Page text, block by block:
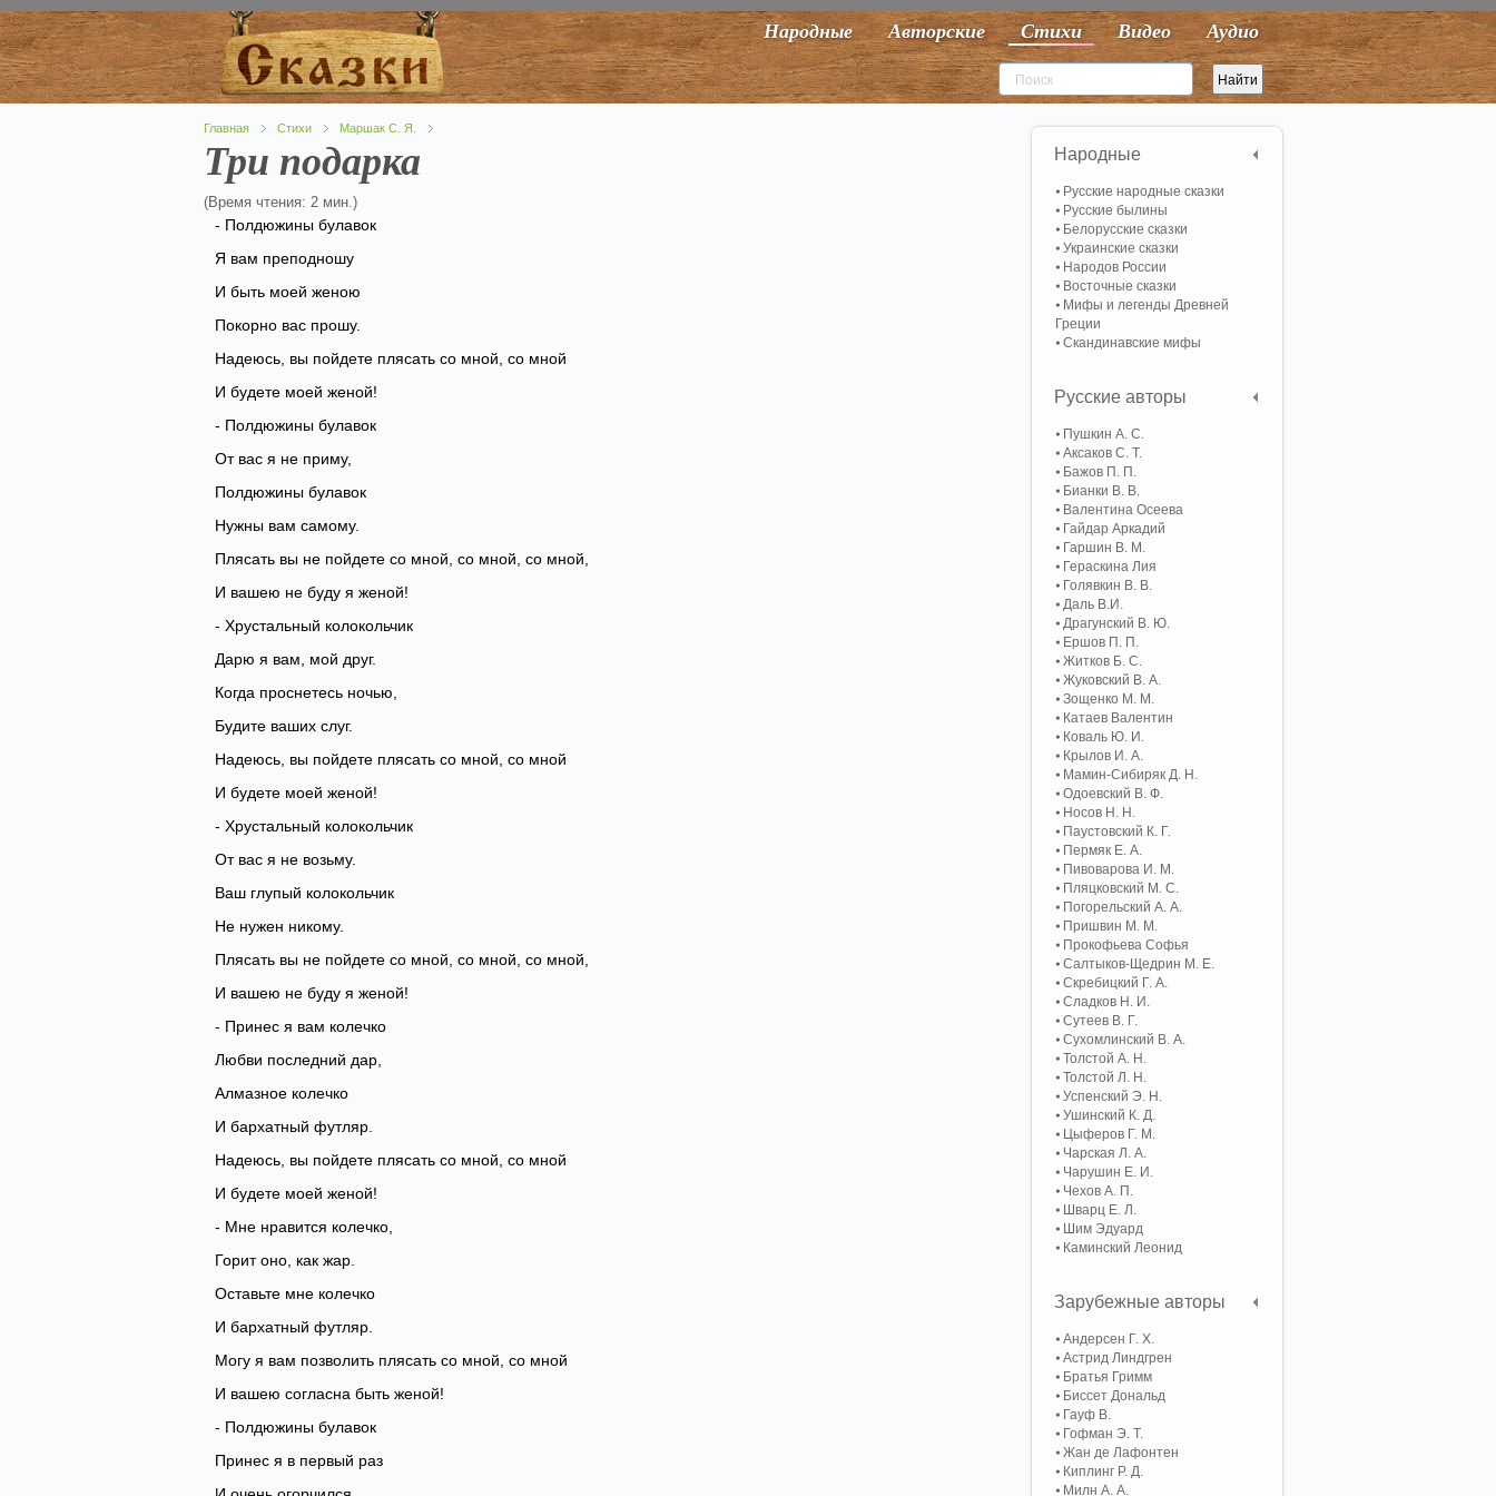
Народные Авторские Стихи Видео Аудио
Главная Стихи Маршак С. Я.
Три подарка
(Время чтения: 2 мин.)
- Полдюжины булавок
Я вам преподношу
И быть моей женою
Покорно вас прошу.
Надеюсь, вы пойдете плясать со мной, со мной
И будете моей женой!
- Полдюжины булавок
От вас я не приму,
Полдюжины булавок
Нужны вам самому.
Плясать вы не пойдете со мной, со мной, со мной,
И вашею не буду я женой!
- Хрустальный колокольчик
Дарю я вам, мой друг.
Когда проснетесь ночью,
Будите ваших слуг.
Надеюсь, вы пойдете плясать со мной, со мной
И будете моей женой!
- Хрустальный колокольчик
От вас я не возьму.
Ваш глупый колокольчик
Не нужен никому.
Плясать вы не пойдете со мной, со мной, со мной,
И вашею не буду я женой!
- Принес я вам колечко
Любви последний дар,
Алмазное колечко
И бархатный футляр.
Надеюсь, вы пойдете плясать со мной, со мной
И будете моей женой!
- Мне нравится колечко,
Горит оно, как жар.
Оставьте мне колечко
И бархатный футляр.
Могу я вам позволить плясать со мной, со мной
И вашею согласна быть женой!
- Полдюжины булавок
Принес я в первый раз
Народные
Русские народные сказки
Русские былины
Белорусские сказки
Украинские сказки
Народов России
Восточные сказки
Мифы и легенды Древней
Греции
Скандинавские мифы
Русские авторы
Пушкин А. С.
Аксаков С. Т.
Бажов П. П.
Бианки В. В.
Валентина Осеева
Гайдар Аркадий
Гаршин В. М.
Гераскина Лия
Голявкин В. В.
Даль В.И.
Драгунский В. Ю.
Ершов П. П.
Житков Б. С.
Жуковский В. А.
Зощенко М. М.
Катаев Валентин
Коваль Ю. И.
Крылов И. А.
Мамин-Сибиряк Д. Н.
Одоевский В. Ф.
Носов Н. Н.
Паустовский К. Г.
Пермяк Е. А.
Пивоварова И. М.
Пляцковский М. С.
Погорельский А. A.
Пришвин М. М.
Прокофьева Софья
Салтыков-Щедрин М. Е.
Скребицкий Г. А.
Сладков Н. И.
Сутеев В. Г.
Сухомлинский В. А.
Толстой А. Н.
Толстой Л. Н.
Успенский Э. Н.
Ушинский К. Д.
Цыферов Г. М.
Чарская Л. А.
Чарушин Е. И.
Чехов А. П.
Шварц Е. Л.
Шим Эдуард
Каминский Леонид
Зарубежные авторы
Андерсен Г. Х.
Астрид Линдгрен
Братья Гримм
Биссет Дональд
Гауф В.
Гофман Э. Т.
Жан де Лафонтен
Киплинг Р. Д.
Милн А. А.